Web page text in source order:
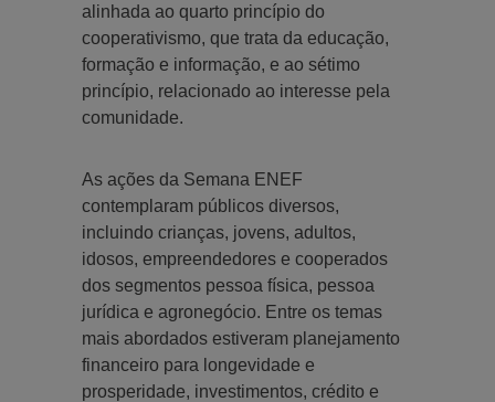
alinhada ao quarto princípio do
cooperativismo, que trata da educação,
formação e informação, e ao sétimo
princípio, relacionado ao interesse pela
comunidade.
As ações da Semana ENEF
contemplaram públicos diversos,
incluindo crianças, jovens, adultos,
idosos, empreendedores e cooperados
dos segmentos pessoa física, pessoa
jurídica e agronegócio. Entre os temas
mais abordados estiveram planejamento
financeiro para longevidade e
prosperidade, investimentos, crédito e